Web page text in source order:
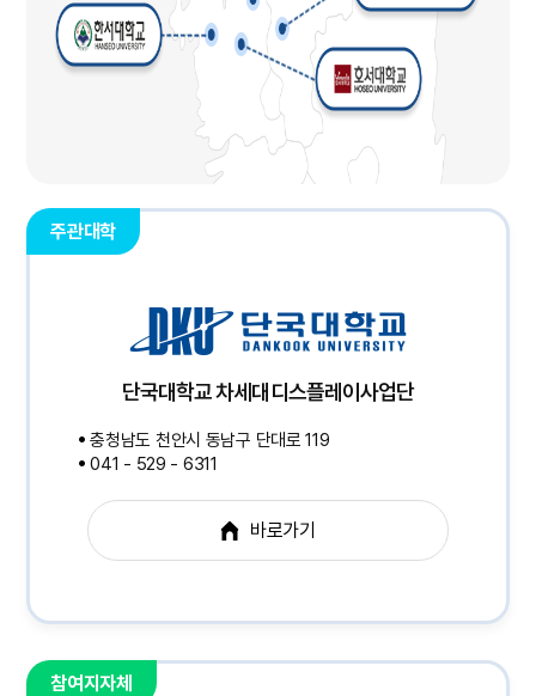
주관대학
단국대학교 차세대디스플레이사업단
충청남도 천안시 동남구 단대로 119
041 - 529 - 6311
바로가기
참여지자체